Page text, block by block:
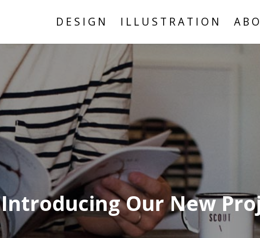
D E S I G N I L L U S T R A T I O N A B
Introducing Our New